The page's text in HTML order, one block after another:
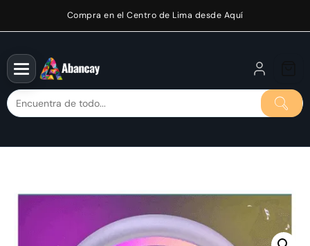
Compra en el Centro de Lima desde Aquí